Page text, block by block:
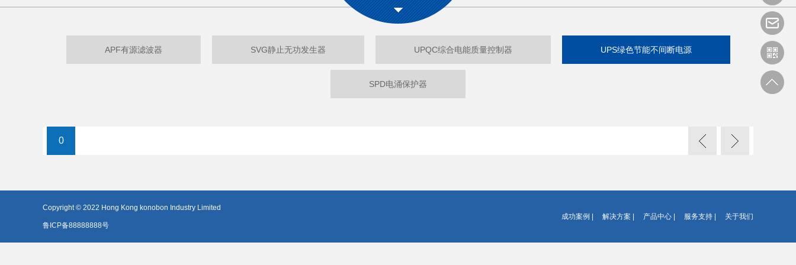
APF有源滤波器 SVG静止无功发生器 UPQC综合电能质量控制器 UPS绿色节能不间断电源
SPD电涌保护器
0
Copyright © 2022 Hong Kong konobon Industry Limited
鲁ICP备88888888号
成功案例 解决方案 产品中心 服务支持 关于我们